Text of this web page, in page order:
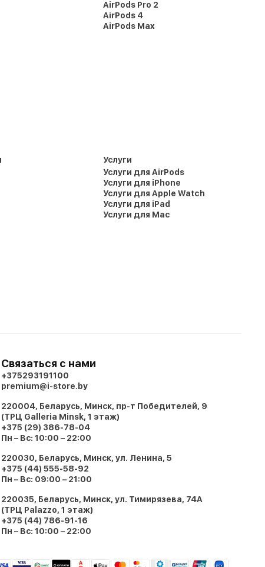
AirPods Pro 2
AirPods 4
AirPods Max
Услуги
Услуги для AirPods
Услуги для iPhone
Услуги для Apple Watch
Услуги для iPad
Услуги для Mac
Связаться с нами
+375293191100
premium@i-store.by
220004, Беларусь, Минск, пр-т Победителей, 9
(ТРЦ Galleria Minsk, 1 этаж)
+375 (29) 386-78-04
Пн – Вс: 10:00 – 22:00
220030, Беларусь, Минск, ул. Ленина, 5
+375 (44) 555-58-92
Пн – Вс: 09:00 – 21:00
220035, Беларусь, Минск, ул. Тимирязева, 74A
(ТРЦ Palazzo, 1 этаж)
+375 (44) 786-91-16
Пн – Вс: 10:00 – 22:00